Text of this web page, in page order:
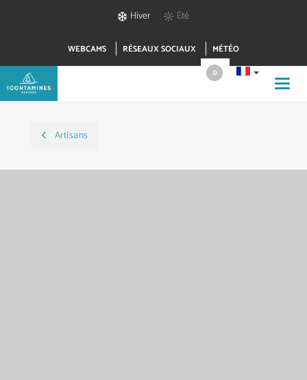
Hiver Eté
WEBCAMS RÉSEAUX SOCIAUX MÉTÉO
0
Artisans